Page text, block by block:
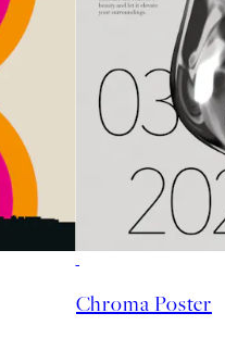
Chroma Poster